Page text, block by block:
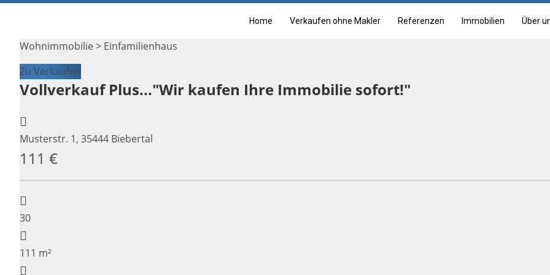
Home Verkaufen ohne Makler Referenzen Immobilien Über
Wohnimmobilie > Einfamilienhaus
Zu Verkaufen
Vollverkauf Plus..."Wir kaufen Ihre Immobilie sofort!"
Musterstr. 1, 35444 Biebertal
111 €
30
111 m²